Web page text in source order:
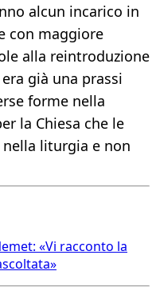
alcun incarico in
con maggiore
alla reintroduzione
già una prassi
forme nella
la Chiesa che le
liturgia e non
«Vi racconto la